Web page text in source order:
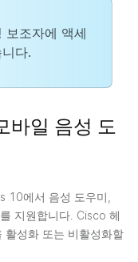
보조자에 액세
다.
바일 음성 도
10에서 음성 도우미,
지원합니다. Cisco 헤
활성화 또는 비활성화할